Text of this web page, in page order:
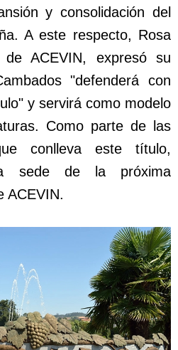
y consolidación del
A este respecto, Rosa
de ACEVIN, expresó su
"defenderá con
y servirá como modelo
Como parte de las
conlleva este título,
sede de la próxima
ACEVIN.